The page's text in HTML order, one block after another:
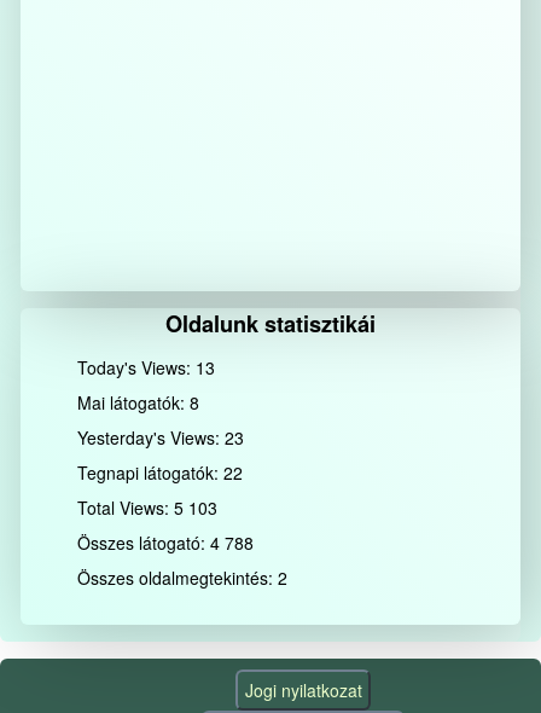
Oldalunk statisztikái
Today's Views: 13
Mai látogatók:8
Yesterday's Views:23
Tegnapi látogatók:22
Total Views:5 103
Összes látogató:4 788
Összes oldalmegtekintés:2
Jogi nyilatkozat